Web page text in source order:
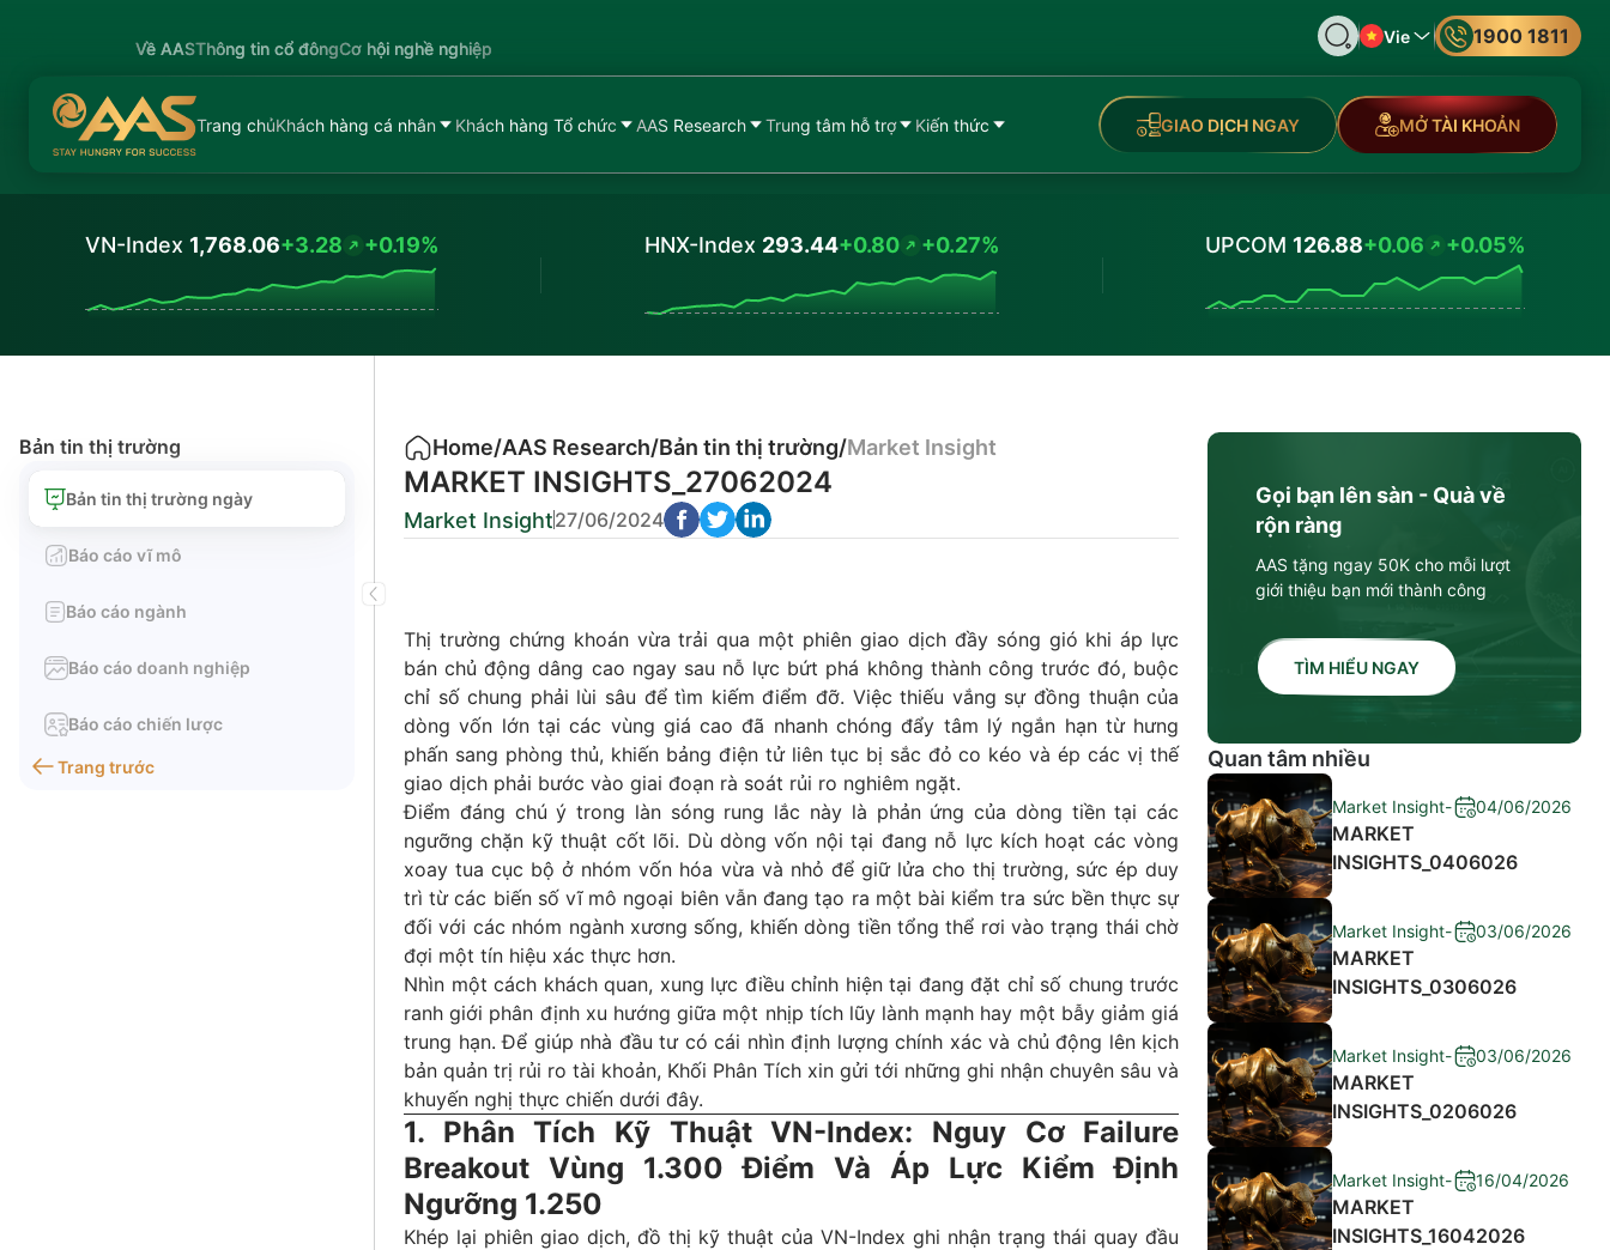
Về AASThông tin cổ đôngCơ hội nghề nghiệp
Vie 1900 1811
Trang chủKhách hàng cá nhân Khách hàng Tổ chức AAS Research Trung tâm hỗ trợ Kiến thức GIAO DỊCH NGAY MỞ TÀI KHOẢN
VN-Index 1,768.06+3.28 +0.19% HNX-Index 293.44+0.80 +0.27% UPCOM 126.88+0.06 +0.05%
Bản tin thị trường
Bản tin thị trường ngày
Báo cáo vĩ mô
Báo cáo ngành
Báo cáo doanh nghiệp
Báo cáo chiến lược
Trang trước
Home/AAS Research/Bản tin thị trường/Market Insight
MARKET INSIGHTS_27062024
Market Insight27/06/2024
Thị trường chứng khoán vừa trải qua một phiên giao dịch đầy sóng gió khi áp lực
bán chủ động dâng cao ngay sau nỗ lực bứt phá không thành công trước đó, buộc
chỉ số chung phải lùi sâu để tìm kiếm điểm đỡ. Việc thiếu vắng sự đồng thuận của
dòng vốn lớn tại các vùng giá cao đã nhanh chóng đẩy tâm lý ngắn hạn từ hưng
phấn sang phòng thủ, khiến bảng điện tử liên tục bị sắc đỏ co kéo và ép các vị thế
giao dịch phải bước vào giai đoạn rà soát rủi ro nghiêm ngặt.
Điểm đáng chú ý trong làn sóng rung lắc này là phản ứng của dòng tiền tại các
ngưỡng chặn kỹ thuật cốt lõi. Dù dòng vốn nội tại đang nỗ lực kích hoạt các vòng
xoay tua cục bộ ở nhóm vốn hóa vừa và nhỏ để giữ lửa cho thị trường, sức ép duy
trì từ các biến số vĩ mô ngoại biên vẫn đang tạo ra một bài kiểm tra sức bền thực sự
đối với các nhóm ngành xương sống, khiến dòng tiền tổng thể rơi vào trạng thái chờ
đợi một tín hiệu xác thực hơn.
Nhìn một cách khách quan, xung lực điều chỉnh hiện tại đang đặt chỉ số chung trước
ranh giới phân định xu hướng giữa một nhịp tích lũy lành mạnh hay một bẫy giảm giá
trung hạn. Để giúp nhà đầu tư có cái nhìn định lượng chính xác và chủ động lên kịch
bản quản trị rủi ro tài khoản, Khối Phân Tích xin gửi tới những ghi nhận chuyên sâu và
khuyến nghị thực chiến dưới đây.
1. Phân Tích Kỹ Thuật VN-Index: Nguy Cơ Failure
Breakout Vùng 1.300 Điểm Và Áp Lực Kiểm Định
Ngưỡng 1.250
Khép lại phiên giao dịch, đồ thị kỹ thuật của VN-Index ghi nhận trạng thái quay đầu
Gọi bạn lên sàn - Quà về
rộn ràng
AAS tặng ngay 50K cho mỗi lượt
giới thiệu bạn mới thành công
TÌM HIỂU NGAY
Quan tâm nhiều
Market Insight- 04/06/2026
MARKET
INSIGHTS_0406026
Market Insight- 03/06/2026
MARKET
INSIGHTS_0306026
Market Insight- 03/06/2026
MARKET
INSIGHTS_0206026
Market Insight- 16/04/2026
MARKET
INSIGHTS_16042026